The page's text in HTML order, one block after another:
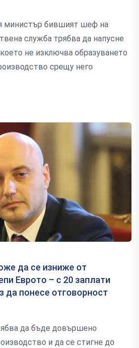
министър бившият шеф на
служба трябва да напусне
не изключва образуването
срещу него
да се изниже от
Еврото – с 20 заплати
да понесе отговорност
да бъде довършено
и да се стигне до